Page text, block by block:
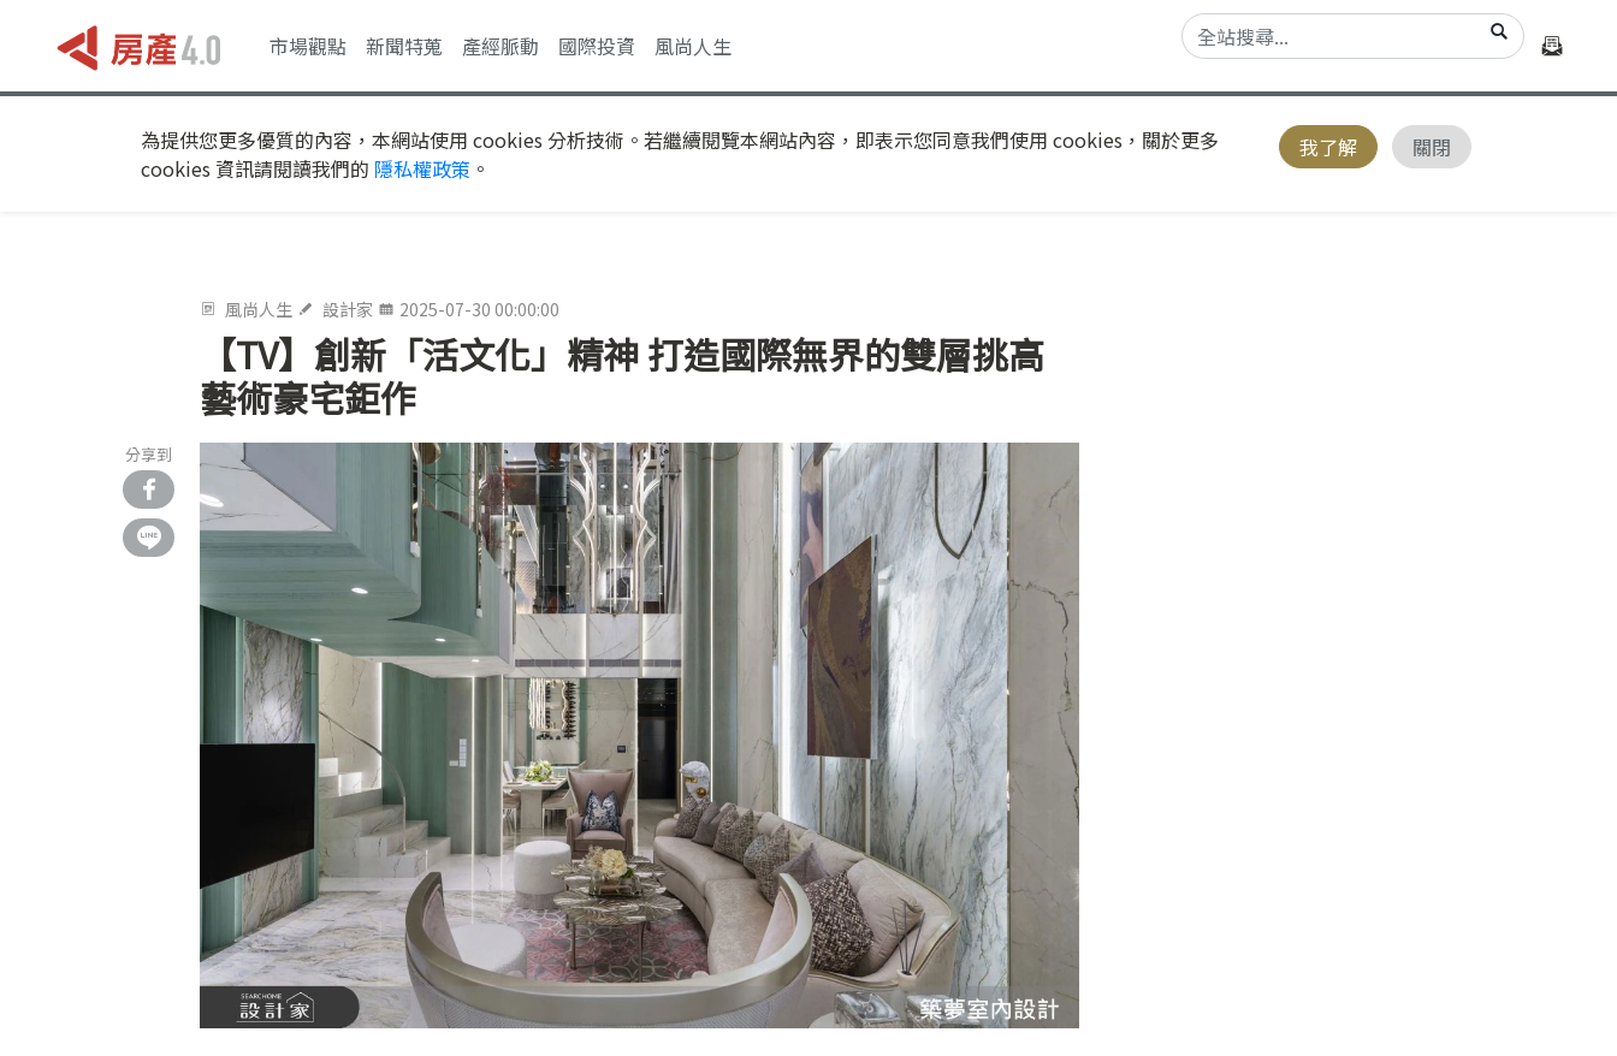
市場觀點 新聞特蒐 產經脈動 國際投資 風尚人生
為提供您更多優質的內容，本網站使用 cookies 分析技術。若繼續閱覽本網站內容，即表示您同意我們使用 cookies，關於更多
cookies 資訊請閱讀我們的 隱私權政策 。
我了解 關閉
風尚人生 設計家 2025-07-30 00:00:00
【TV】創新「活文化」精神 打造國際無界的雙層挑高
藝術豪宅鉅作
分享到